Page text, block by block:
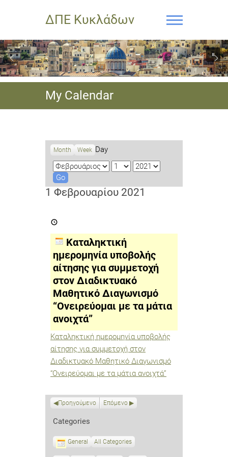
ΔΠΕ Κυκλάδων
My Calendar
Month Week Day
M
o
n
D
y
Y
a
1 Φεβρουαρίου 2021
ημερομηνία
αίτησης
συμμετοχή
στον
Διαδικτυακό
Μαθητικό
Διαγωνισμό
“Ονειρεύομαι
ανοιχτά”
Καταληκτική
ημερομηνία υποβολής
αίτησης για συμμετοχή
στον Διαδικτυακό
Μαθητικό Διαγωνισμό
“Ονειρεύομαι με τα μάτια
ανοιχτά”
Καταληκτική ημερομηνία υποβολής
αίτησης για συμμετοχή στον
Διαδικτυακό Μαθητικό Διαγωνισμό
“Ονειρεύομαι με τα μάτια ανοιχτά”
Προηγούμενο Επόμενο
Categories
General All Categories